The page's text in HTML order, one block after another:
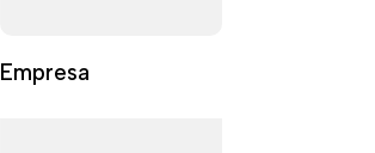
Empresa